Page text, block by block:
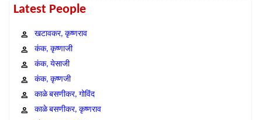
Latest People
खटावकर, कृष्णराव
कंक, कृष्णाजी
कंक, येसाजी
कंक, कृष्णजी
काळे बसणीकर, गोविंद
काळे बसणीकर, कृष्णराव